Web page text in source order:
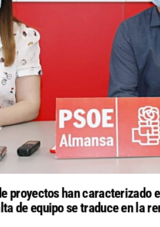
proyectos han caracterizado
de equipo se traduce en la